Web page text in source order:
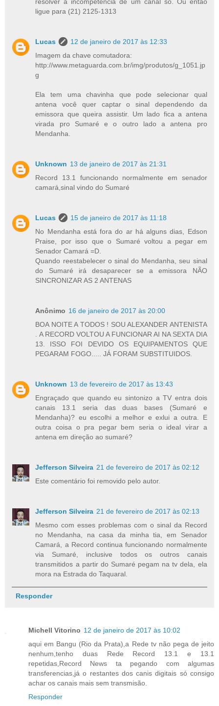
ligue para (21) 2125-1313
Lucas
12 de janeiro de 2017 às 12:33
Imagem da chave comutadora:
http://www.metaguarda.com.br/img/produtos/g_1051.jp
g
Ela tem uma chavinha que pode selecionar qual
antena você quer captar o sinal dependendo da
emissora que queira assistir. Um lado fica a antena
virada pro Sumaré e o outro lado a antena pro
Mendanha.
Unknown 13 de janeiro de 2017 às 21:31
Record 13.1 funcionando normalmente em senador
camará,sinal vindo do Sumaré
Lucas
15 de janeiro de 2017 às 11:18
No Mendanha está fora do ar há alguns dias, Edson
Praise, por isso que o Sumaré voltou a pegar em
Senador Camará =D.
Quando reestabelecer o sinal do Mendanha, seu sinal
do Sumaré irá desaparecer se a emissora NÃO
SINCRONIZAR AS 2 ANTENAS
Anônimo 16 de janeiro de 2017 às 20:00
BOA NOITE A TODOS ! SOU ALEXANDER ANTENISTA
. A RECORD VOLTOU A FUNCIONAR AI NA SEXTA DIA
13. ISSO FOI DEVIDO OS EQUIPAMENTOS QUE
PEGARAM FOGO..... JÁ FORAM SUBSTITUIDOS.
Unknown 13 de fevereiro de 2017 às 13:43
Engraçado que quando eu sintonizo a TV entra dois
canais 13.1 seria das duas bases (Sumaré e
Mendanha)? eu escolhi a melhor e exlui a outra. E
outra coisa o pra pegar bem seria o ideal virar a
antena em direção ao sumaré?
Jefferson Silveira 21 de fevereiro de 2017 às 02:12
Este comentário foi removido pelo autor.
Jefferson Silveira 21 de fevereiro de 2017 às 02:13
Mesmo com esses problemas com o sinal da Record
no Mendanha, na casa da minha tia, em Senador
Camará, a Record continua funcionando normalmente
via Sumaré, inclusive todos os outros canais
transmitidos a partir do Sumaré pegam na tv dela, ela
mora na Estrada do Taquaral.
Responder
Michell Vitorino 12 de janeiro de 2017 às 10:02
aqui em Bangu (Rio da Prata),a Rede tv não pega de jeito
nenhum,tenho duas Rede Record 13.1 e 13.1
repetidas,Record News ta pegando com algumas
transferencias,já o restantes dos canis digitais só consigo
achar os canais mais sem transmisão.
Responder